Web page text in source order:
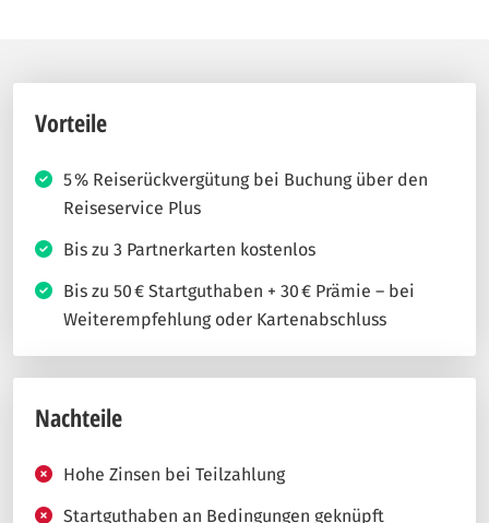
Vorteile
5 % Reiserückvergütung bei Buchung über den
Reiseservice Plus
Bis zu 3 Partnerkarten kostenlos
Bis zu 50 € Startguthaben + 30 € Prämie – bei
Weiterempfehlung oder Kartenabschluss
Nachteile
Hohe Zinsen bei Teilzahlung
Startguthaben an Bedingungen geknüpft